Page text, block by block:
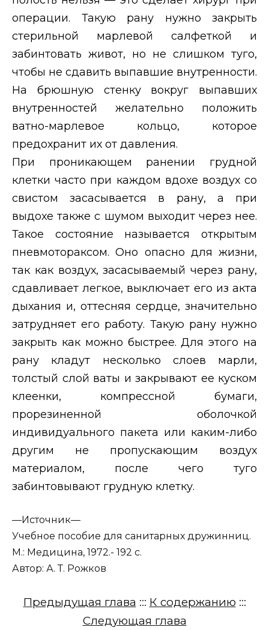
операции. Такую рану нужно закрыть
стерильной марлевой салфеткой и
забинтовать живот, но не слишком туго,
чтобы не сдавить выпавшие внутренности.
На брюшную стенку вокруг выпавших
внутренностей желательно положить
ватно-марлевое кольцо, которое
предохранит их от давления.
При проникающем ранении грудной
клетки часто при каждом вдохе воздух со
свистом засасывается в рану, а при
выдохе также с шумом выходит через нее.
Такое состояние называется открытым
пневмотораксом. Оно опасно для жизни,
так как воздух, засасываемый через рану,
сдавливает легкое, выключает его из акта
дыхания и, оттесняя сердце, значительно
затрудняет его работу. Такую рану нужно
закрыть как можно быстрее. Для этого на
рану кладут несколько слоев марли,
толстый слой ваты и закрывают ее куском
клеенки, компрессной бумаги,
прорезиненной оболочкой
индивидуального пакета или каким-либо
другим не пропускающим воздух
материалом, после чего туго
забинтовывают грудную клетку.
—Источник—
Учебное пособие для санитарных дружинниц.
М.: Медицина, 1972.- 192 с.
Автор: А. Т. Рожков
Предыдущая глава ::: К содержанию :::
Следующая глава